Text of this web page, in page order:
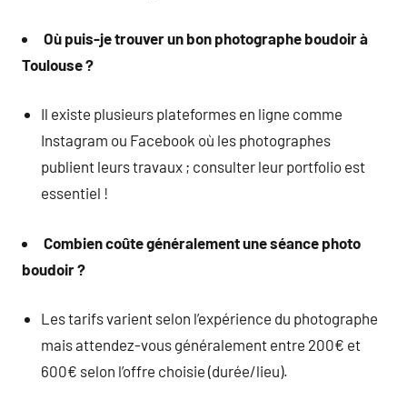
Où puis-je trouver un bon photographe boudoir à
Toulouse ?
Il existe plusieurs plateformes en ligne comme
Instagram ou Facebook où les photographes
publient leurs travaux ; consulter leur portfolio est
essentiel !
Combien coûte généralement une séance photo
boudoir ?
Les tarifs varient selon l’expérience du photographe
mais attendez-vous généralement entre 200€ et
600€ selon l’offre choisie (durée/lieu).